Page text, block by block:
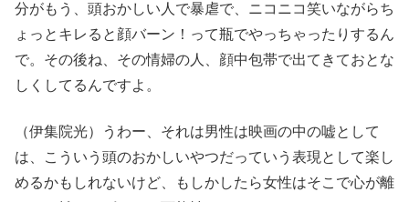
分がもう、頭おかしい人で暴虐で、ニコニコ笑いながらち
ょっとキレると顔バーン！って瓶でやっちゃったりするん
で。その後ね、その情婦の人、顔中包帯で出てきておとな
しくしてるんですよ。
（伊集院光）うわー、それは男性は映画の中の嘘として
は、こういう頭のおかしいやつだっていう表現として楽し
めるかもしれないけど、もしかしたら女性はそこで心が離